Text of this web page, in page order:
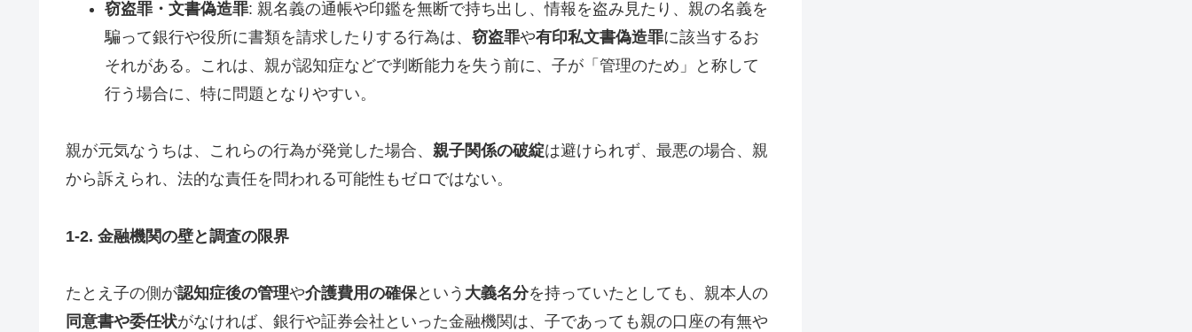
窃盗罪・文書偽造罪: 親名義の通帳や印鑑を無断で持ち出し、情報を盗み見たり、親の名義を
騙って銀行や役所に書類を請求したりする行為は、 窃盗罪や有印私文書偽造罪に該当するお
それがある。これは、親が認知症などで判断能力を失う前に、子が「管理のため」と称して
行う場合に、特に問題となりやすい。
親が元気なうちは、これらの行為が発覚した場合、 親子関係の破綻は避けられず、最悪の場合、親
から訴えられ、法的な責任を問われる可能性もゼロではない。
1-2. 金融機関の壁と調査の限界
たとえ子の側が認知症後の管理や介護費用の確保という 大義名分を持っていたとしても、親本人の
同意書や委任状がなければ、銀行や証券会社といった金融機関は、子であっても親の口座の有無や